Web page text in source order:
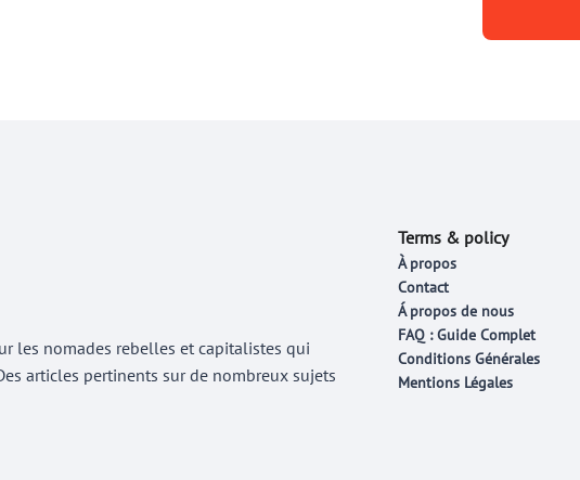
les nomades rebelles et capitalistes qui
articles pertinents sur de nombreux sujets
Terms & policy
À propos
Contact
Á propos de nous
FAQ : Guide Complet
Conditions Générales
Mentions Légales